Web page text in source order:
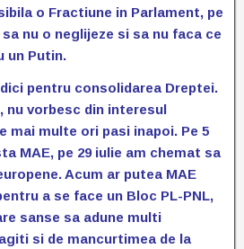
o Fractiune in Parlament, pe
nu o neglijeze si sa nu faca ce
un Putin.
pentru consolidarea Dreptei.
nu vorbesc din interesul
mai multe ori pasi inapoi. Pe 5
MAE, pe 29 iulie am chemat sa
Acum ar putea MAE
a se face un Bloc PL-PNL,
sanse sa adune multi
si de mancurtimea de la